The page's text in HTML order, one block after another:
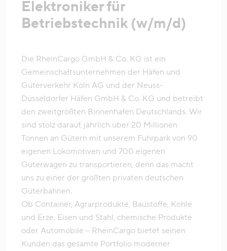
Elektroniker für
Betriebstechnik (w/m/d)
Die RheinCargo GmbH & Co. KG ist ein
Gemeinschaftsunternehmen der Häfen und
Güterverkehr Köln AG und der Neuss-
Düsseldorfer Häfen GmbH & Co. KG und betreibt
den zweitgrößten Binnenhafen Deutschlands. Wir
sind stolz darauf, jährlich über 20 Millionen
Tonnen an Gütern mit unserem Fuhrpark von 90
eigenen Lokomotiven und 700 eigenen
Güterwagen zu transportieren, denn das macht
uns zu einer der größten privaten deutschen
Güterbahnen.
Ob Container, Agrarprodukte, Baustoffe, Kohle
und Erze, Eisen und Stahl, chemische Produkte
oder Automobile – RheinCargo bietet seinen
Kunden das gesamte Portfolio moderner